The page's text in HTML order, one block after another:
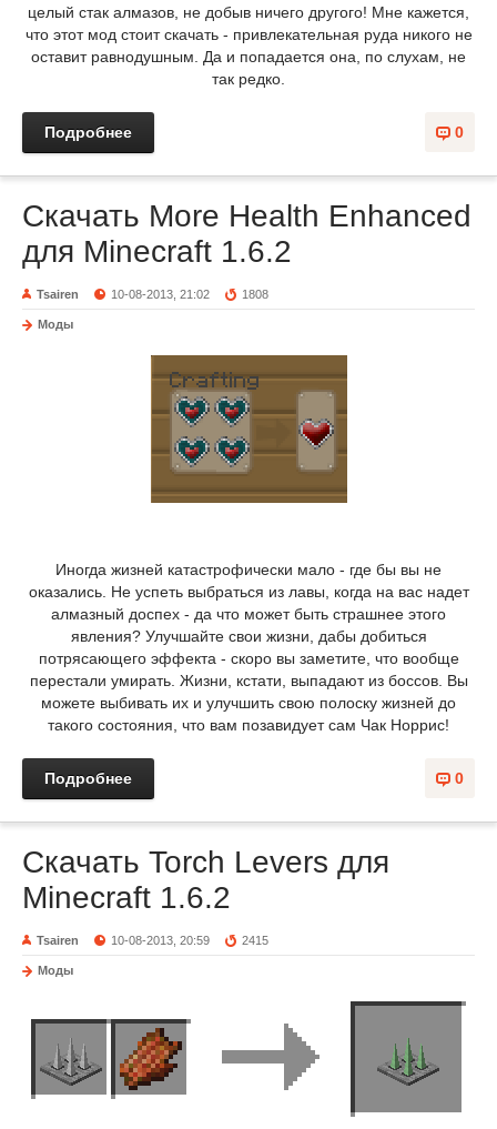
целый стак алмазов, не добыв ничего другого! Мне кажется,
что этот мод стоит скачать - привлекательная руда никого не
оставит равнодушным. Да и попадается она, по слухам, не
так редко.
0
Подробнее
Скачать More Health Enhanced
для Minecraft 1.6.2
Tsairen 10-08-2013, 21:02 1808
Моды
Иногда жизней катастрофически мало - где бы вы не
оказались. Не успеть выбраться из лавы, когда на вас надет
алмазный доспех - да что может быть страшнее этого
явления? Улучшайте свои жизни, дабы добиться
потрясающего эффекта - скоро вы заметите, что вообще
перестали умирать. Жизни, кстати, выпадают из боссов. Вы
можете выбивать их и улучшить свою полоску жизней до
такого состояния, что вам позавидует сам Чак Норрис!
0
Подробнее
Скачать Torch Levers для
Minecraft 1.6.2
Tsairen 10-08-2013, 20:59 2415
Моды